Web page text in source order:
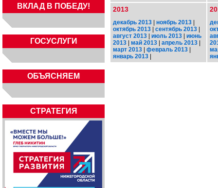
ВКЛАД В ПОБЕДУ!
ГОСУСЛУГИ
ОБЪЯСНЯЕМ
СТРАТЕГИЯ
2013
декабрь 2013 | ноябрь 2013 |
октябрь 2013 | сентябрь 2013 |
август 2013 | июль 2013 | июнь
2013 | май 2013 | апрель 2013 |
март 2013 | февраль 2013 |
январь 2013 |